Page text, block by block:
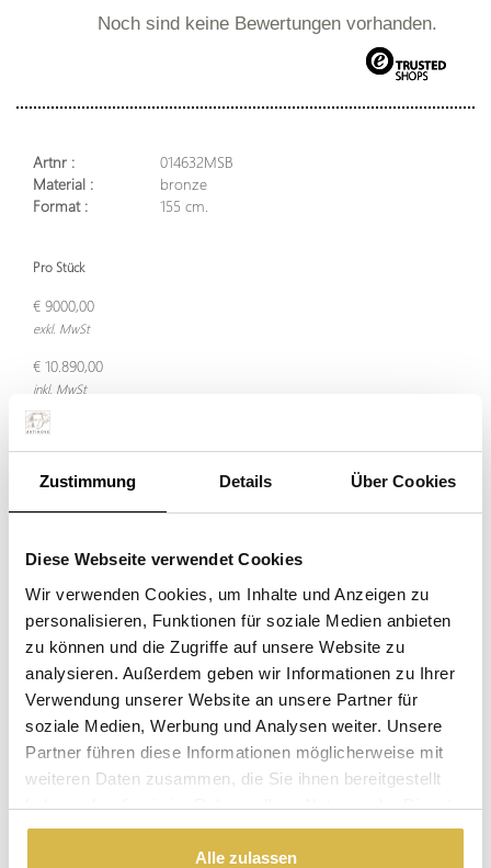
Zustimmung Details Über Cookies
Diese Webseite verwendet Cookies
Wir verwenden Cookies, um Inhalte und Anzeigen zu
personalisieren, Funktionen für soziale Medien anbieten
zu können und die Zugriffe auf unsere Website zu
analysieren. Außerdem geben wir Informationen zu Ihrer
Verwendung unserer Website an unsere Partner für
soziale Medien, Werbung und Analysen weiter. Unsere
Partner führen diese Informationen möglicherweise mit
weiteren Daten zusammen, die Sie ihnen bereitgestellt
haben oder die sie im Rahmen Ihrer Nutzung der Dienste
gesammelt haben.
Alle zulassen
Noch sind keine Bewertungen vorhanden.
Artnr :
014632MSB
Material :
bronze
Format :
155 cm.
Pro Stück
€ 9000,00
exkl. MwSt
€ 10.890,00
inkl. MwSt
In den Warenkorb legen
Warum Bronze?
Vorrätig
(Lieferzeit 2-3 Werktagen)
Der angegebene Preis ist inkl.Versandkosten.
Garantie: 1 Jahr
Nicht zufrieden, Geld zurück
Haben Sie eine Frage zu diesem